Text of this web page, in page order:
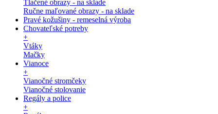
Tlačené obrazy - na sklade
Ručne maľované obrazy - na sklade
Pravé kožušiny - remeselná výroba
Chovateľské potreby
+
Vtáky
Mačky
Vianoce
+
Vianočné stromčeky
Vianočné stolovanie
Regály a police
+